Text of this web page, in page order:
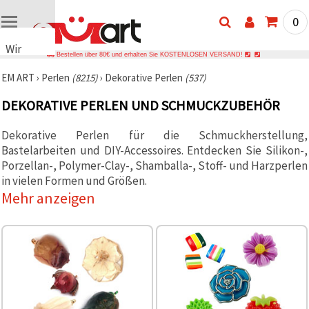
Wir
Cookies
verwenden
und
ähnliche
Technologien,
um das
ordnungsgemäße
Funktionieren
der Website
verbessern
und, mit
Einwilligung,
0
Bestellen über 80€ und erhalten Sie KOSTENLOSEN VERSAND!
EM ART › Perlen (8215)› Dekorative Perlen (537)
DEKORATIVE PERLEN UND SCHMUCKZUBEHÖR
Dekorative Perlen für die Schmuckherstellung,
Bastelarbeiten und DIY-Accessoires. Entdecken Sie Silikon-,
Porzellan-, Polymer-Clay-, Shamballa-, Stoff- und Harzperlen
in vielen Formen und Größen.
Mehr anzeigen